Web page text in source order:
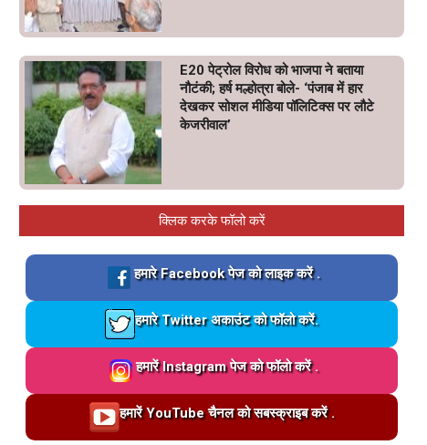
E20 पेट्रोल विरोध को भाजपा ने बताया
नौटंकी; हर्ष मल्होत्रा बोले- ‘पंजाब में हार
देखकर सोशल मीडिया पॉलिटिक्स पर लौटे
केजरीवाल’
क्लिक करके फॉलो करें
Loading…
हमारे Facebook पेज को लाइक करें .
Loading…
हमारे Twitter अकाउंट को फॉलो करें.
Loading…
हमारें Instagram पेज को फॉलो करें .
Loading…हमारें YouTube चैनल को सबस्क्राइब करें .